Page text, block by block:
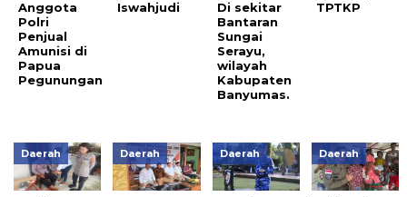
Anggota
Polri
Penjual
Amunisi di
Papua
Pegunungan
Iswahjudi
Di sekitar
Bantaran
Sungai
Serayu,
wilayah
Kabupaten
Banyumas.
TPTKP
Daerah Daerah Daerah Daerah